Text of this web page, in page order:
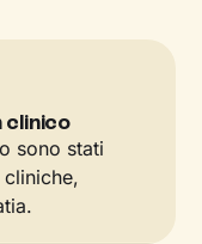
clinico
sono stati